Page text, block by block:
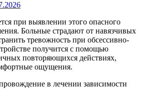
при выявлении этого опасного
Больные страдают от навязчивых
тревожность при обсессивно-
получится с помощью
повторяющихся действиях,
ощущения.
в лечении зависимости